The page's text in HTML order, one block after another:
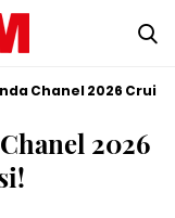
Chanel 2026
2026